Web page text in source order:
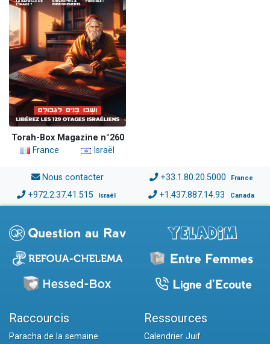
Torah-Box Magazine n°260
France
Israël
Nous contacter +33.1.80.20.5000 France
+972.2.37.41.515 Israël +1.437.887.14.93 Canada
Raccourcis
Paracha de la semaine
Ressources
Calendrier Juif